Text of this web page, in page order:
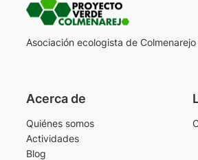
Asociación ecologista de Colmenarejo
Acerca de
Quiénes somos
Actividades
Blog